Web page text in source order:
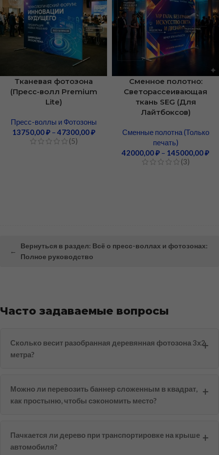
Тканевая фотозона
(Пресс-волл Premium
Lite)
Пресс-воллы и Фотозоны
13750,00₽ – 47300,00₽
(5)
Сменное полотно:
Светорассеивающая
ткань SEG (Для
Лайтбоксов)
Сменные полотна (Только
печать)
42000,00₽ – 145000,00₽
(3)
←
Вернуться в раздел: Всё о пресс-воллах и фотозонах:
Полное руководство
Часто задаваемые вопросы
Сколько весит разобранная деревянная фотозона 3х2
метра?
Можно ли перевозить баннер сложенным в квадрат,
как простыню, чтобы сэкономить место?
Пачкается ли дерево при транспортировке на крыше
автомобиля?